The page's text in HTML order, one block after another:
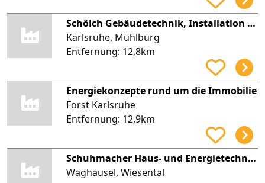
Schölch Gebäudetechnik, Installation und Heizungsbau GmbH
Karlsruhe, Mühlburg
Entfernung: 12,8km
Energiekonzepte rund um die Immobilie
Forst Karlsruhe
Entfernung: 12,9km
Schuhmacher Haus- und Energietechnik GmbH
Waghäusel, Wiesental